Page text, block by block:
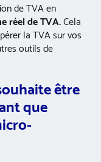
de TVA en
réel de TVA.Cela
la TVA sur vos
outils de
être
que